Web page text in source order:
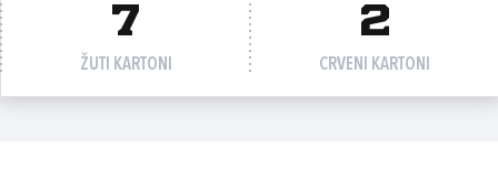
7
ŽUTI KARTONI
2
CRVENI KARTONI